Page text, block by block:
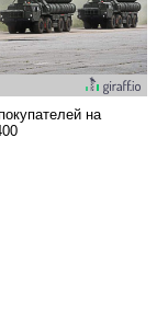
например,